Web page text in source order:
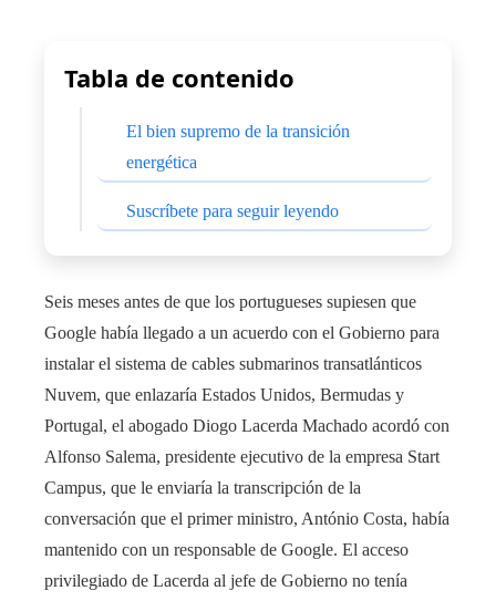
Tabla de contenido
El bien supremo de la transición
energética
Suscríbete para seguir leyendo
Seis meses antes de que los portugueses supiesen que
Google había llegado a un acuerdo con el Gobierno para
instalar el sistema de cables submarinos transatlánticos
Nuvem, que enlazaría Estados Unidos, Bermudas y
Portugal, el abogado Diogo Lacerda Machado acordó con
Alfonso Salema, presidente ejecutivo de la empresa Start
Campus, que le enviaría la transcripción de la
conversación que el primer ministro, António Costa, había
mantenido con un responsable de Google. El acceso
privilegiado de Lacerda al jefe de Gobierno no tenía